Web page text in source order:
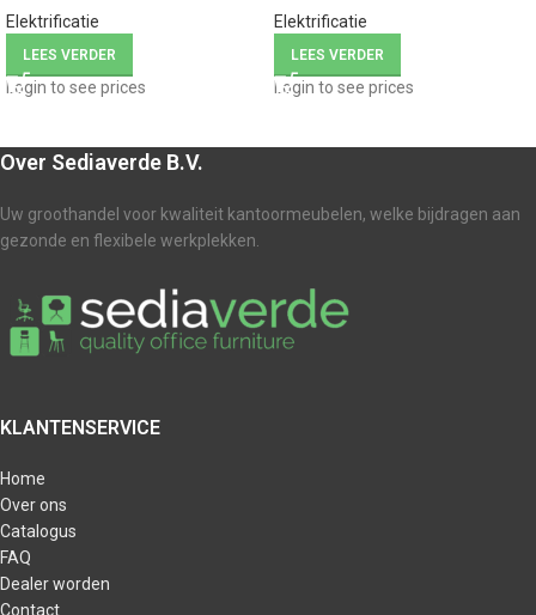
Elektrificatie
LEES VERDER
Login to see prices
Elektrificatie
LEES VERDER
Login to see prices
Over Sediaverde B.V.
Uw groothandel voor kwaliteit kantoormeubelen, welke bijdragen aan
gezonde en flexibele werkplekken.
KLANTENSERVICE
Home
Over ons
Catalogus
FAQ
Dealer worden
Contact